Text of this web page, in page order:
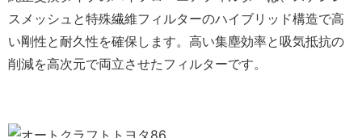
スメッシュと特殊繊維フィルターのハイブリッド構造で高
い剛性と耐久性を確保します。高い集塵効率と吸気抵抗の
削減を高次元で両立させたフィルターです。